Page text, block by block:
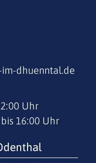
dhuenntal.de
Uhr
16:00 Uhr